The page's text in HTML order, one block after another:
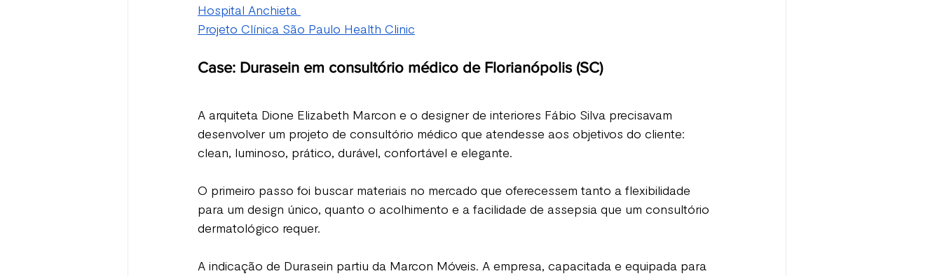
Hospital Anchieta
Projeto Clínica São Paulo Health Clinic
Case: Durasein em consultório médico de Florianópolis (SC)
A arquiteta Dione Elizabeth Marcon e o designer de interiores Fábio Silva precisavam
desenvolver um projeto de consultório médico que atendesse aos objetivos do cliente:
clean, luminoso, prático, durável, confortável e elegante.
O primeiro passo foi buscar materiais no mercado que oferecessem tanto a flexibilidade
para um design único, quanto o acolhimento e a facilidade de assepsia que um consultório
dermatológico requer.
A indicação de Durasein partiu da Marcon Móveis. A empresa, capacitada e equipada para